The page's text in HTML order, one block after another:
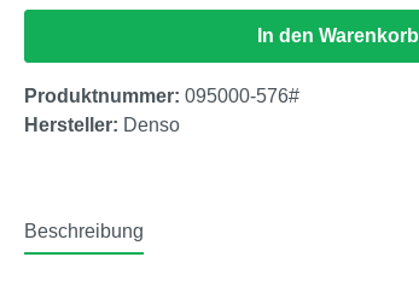
In den Warenkorb
Produktnummer: 095000-576#
Hersteller: Denso
Beschreibung